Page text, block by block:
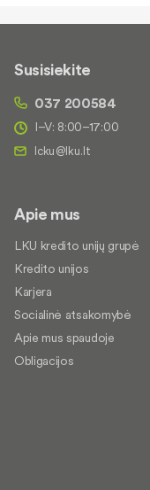
Susisiekite
037 200584
I–V: 8:00–17:00
Apie mus
LKU kredito unijų grupė
Kredito unijos
Karjera
Socialinė atsakomybė
Apie mus spaudoje
Obligacijos